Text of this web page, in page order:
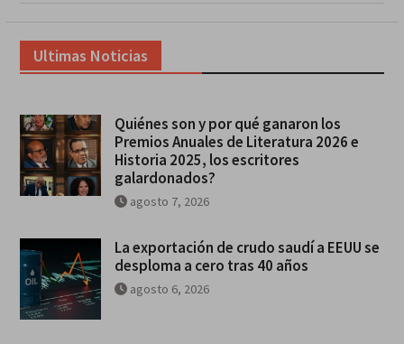
Ultimas Noticias
Quiénes son y por qué ganaron los
Premios Anuales de Literatura 2026 e
Historia 2025, los escritores
galardonados?
agosto 7, 2026
La exportación de crudo saudí a EEUU se
desploma a cero tras 40 años
agosto 6, 2026